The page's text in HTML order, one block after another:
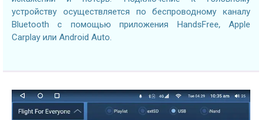
устройству осуществляется по беспроводному каналу
Bluetooth с помощью приложения HandsFree, Apple
Carplay или Android Auto.